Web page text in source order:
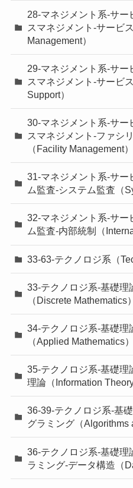
28-マネジメント系-サ
スマネジメント-サービ
Management）
29-マネジメント系-サ
スマネジメント-サービ
Support）
30-マネジメント系-サ
スマネジメント-ファシ
（Facility Management）
31-マネジメント系-サー
ム監査-システム監査（
32-マネジメント系-サー
ム監査-内部統制（
33-63-テクノロジ系（
33-テクノロジ系-基礎理
（Discrete Mathematics）
34-テクノロジ系-基礎理
（Applied Mathematics）
35-テクノロジ系-基礎理
理論（Information Theory
36-39-テクノロジ系-基
グラミング（Algorithms
36-テクノロジ系-基礎
ラミング-データ構造（